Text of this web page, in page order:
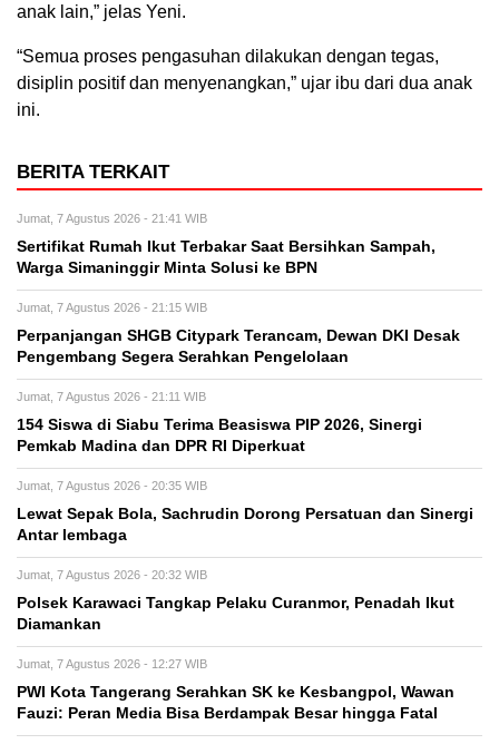
anak lain,” jelas Yeni.
“Semua proses pengasuhan dilakukan dengan tegas,
disiplin positif dan menyenangkan,” ujar ibu dari dua anak
ini.
BERITA TERKAIT
Jumat, 7 Agustus 2026 - 21:41 WIB
Sertifikat Rumah Ikut Terbakar Saat Bersihkan Sampah,
Warga Simaninggir Minta Solusi ke BPN
Jumat, 7 Agustus 2026 - 21:15 WIB
Perpanjangan SHGB Citypark Terancam, Dewan DKI Desak
Pengembang Segera Serahkan Pengelolaan
Jumat, 7 Agustus 2026 - 21:11 WIB
154 Siswa di Siabu Terima Beasiswa PIP 2026, Sinergi
Pemkab Madina dan DPR RI Diperkuat
Jumat, 7 Agustus 2026 - 20:35 WIB
Lewat Sepak Bola, Sachrudin Dorong Persatuan dan Sinergi
Antar lembaga
Jumat, 7 Agustus 2026 - 20:32 WIB
Polsek Karawaci Tangkap Pelaku Curanmor, Penadah Ikut
Diamankan
Jumat, 7 Agustus 2026 - 12:27 WIB
PWI Kota Tangerang Serahkan SK ke Kesbangpol, Wawan
Fauzi: Peran Media Bisa Berdampak Besar hingga Fatal